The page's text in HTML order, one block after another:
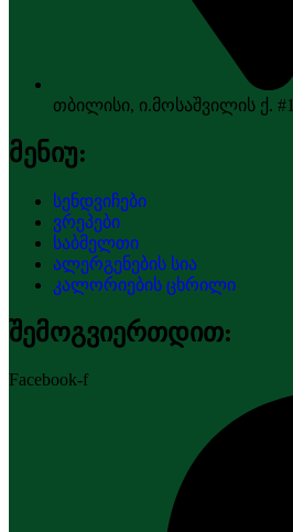
თბილისი, ი.მოსაშვილის ქ. #1
მენიუ:
სენდვიჩები
ვრეპები
საბმელთი
ალერგენების სია
კალორიების ცხრილი
შემოგვიერთდით:
Facebook-f